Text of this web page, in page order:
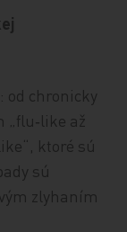
od chronicky
až
ktoré sú
sú
zlyhaním